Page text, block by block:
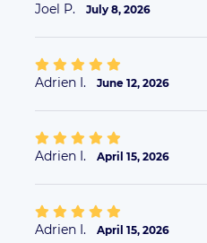
Joel P. July 8, 2026
Adrien I. June 12, 2026
Adrien I. April 15, 2026
Adrien I. April 15, 2026